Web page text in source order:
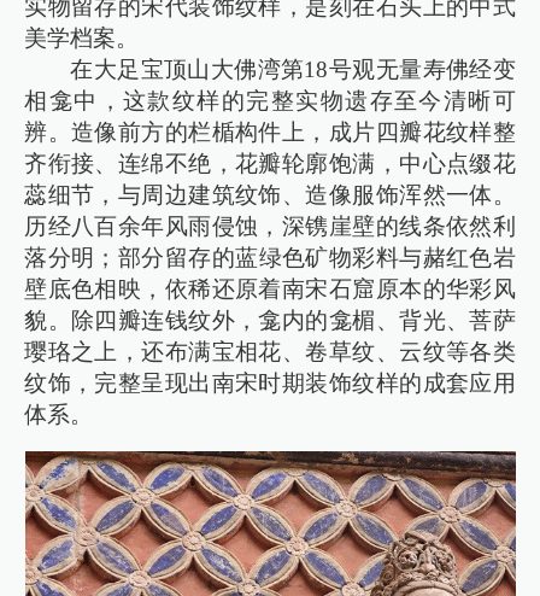
实物留存的宋代装饰纹样，是刻在石头上的中式
美学档案。
在大足宝顶山大佛湾第18号观无量寿佛经变
相龛中，这款纹样的完整实物遗存至今清晰可
辨。造像前方的栏楯构件上，成片四瓣花纹样整
齐衔接、连绵不绝，花瓣轮廓饱满，中心点缀花
蕊细节，与周边建筑纹饰、造像服饰浑然一体。
历经八百余年风雨侵蚀，深镌崖壁的线条依然利
落分明；部分留存的蓝绿色矿物彩料与赭红色岩
壁底色相映，依稀还原着南宋石窟原本的华彩风
貌。除四瓣连钱纹外，龛内的龛楣、背光、菩萨
璎珞之上，还布满宝相花、卷草纹、云纹等各类
纹饰，完整呈现出南宋时期装饰纹样的成套应用
体系。